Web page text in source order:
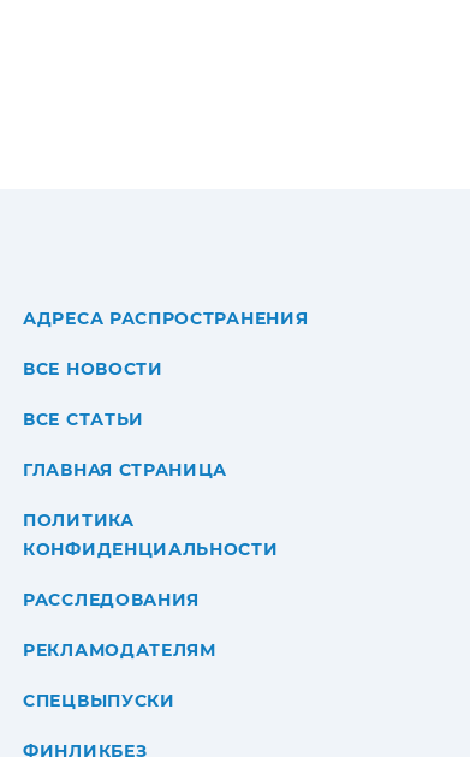
АДРЕСА РАСПРОСТРАНЕНИЯ
ВСЕ НОВОСТИ
ВСЕ СТАТЬИ
ГЛАВНАЯ СТРАНИЦА
ПОЛИТИКА
КОНФИДЕНЦИАЛЬНОСТИ
РАССЛЕДОВАНИЯ
РЕКЛАМОДАТЕЛЯМ
СПЕЦВЫПУСКИ
ФИНЛИКБЕЗ